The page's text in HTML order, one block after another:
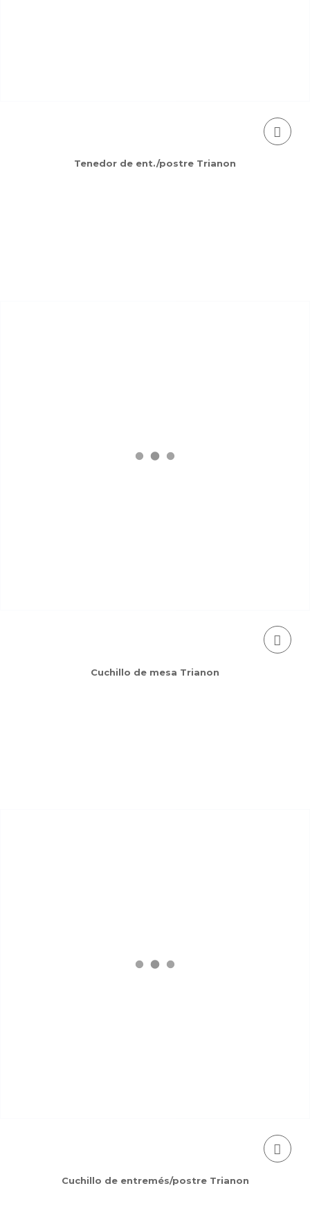
Tenedor de ent./postre Trianon
Cuchillo de mesa Trianon
Cuchillo de entremés/postre Trianon